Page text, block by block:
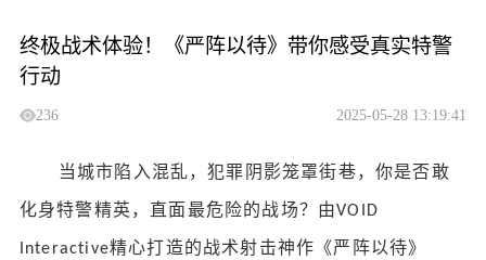
终极战术体验！《严阵以待》带你感受真实特警
行动
236 2025-05-28 13:19:41
当城市陷入混乱，犯罪阴影笼罩街巷，你是否敢
化身特警精英，直面最危险的战场？由VOID
Interactive精心打造的战术射击神作《严阵以待》